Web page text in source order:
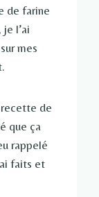
de farine
l’ai
mes
de
que ça
rappelé
faits et